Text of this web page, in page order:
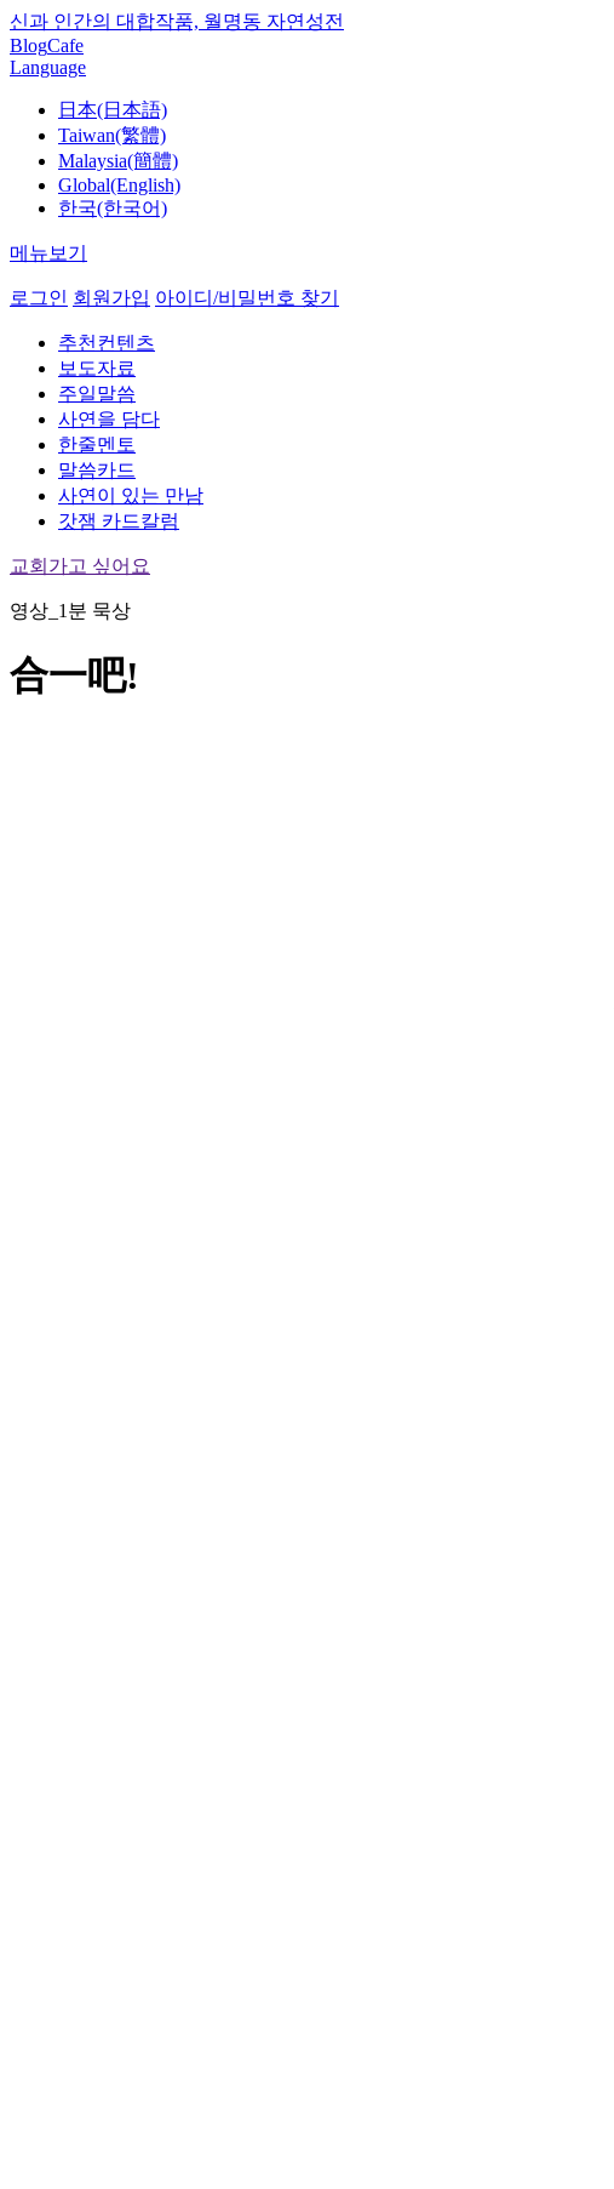
신과 인간의 대합작품, 월명동 자연성전
BlogCafe
Language
日本(日本語)
Taiwan(繁體)
Malaysia(簡體)
Global(English)
한국(한국어)
메뉴보기
로그인 회원가입 아이디/비밀번호 찾기
추천컨텐츠
보도자료
주일말씀
사연을 담다
한줄멘토
말씀카드
사연이 있는 만남
갓잼 카드칼럼
교회가고 싶어요
영상_1분 묵상
合一吧!